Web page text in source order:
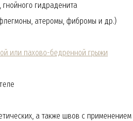
гнойного гидраденита
атеромы, фибромы и др.)
или пахово-бедренной грыжи
а также швов с